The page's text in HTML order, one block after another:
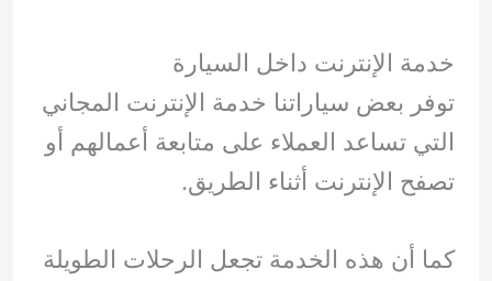
خدمة الإنترنت داخل السيارة
توفر بعض سياراتنا خدمة الإنترنت المجاني
التي تساعد العملاء على متابعة أعمالهم أو
تصفح الإنترنت أثناء الطريق.
كما أن هذه الخدمة تجعل الرحلات الطويلة